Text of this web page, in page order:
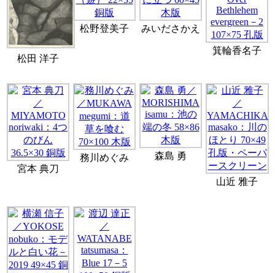
松田 洋子
松野登美子 みいださかえ
箕輪香名子
宮本 典刀
務川めぐみ 森島 勇
山近 雅子